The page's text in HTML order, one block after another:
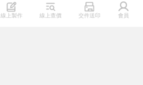
線上製作 線上查價 交件送印 會員